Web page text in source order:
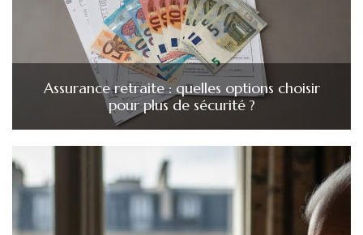
Assurance retraite : quelles options choisir
pour plus de sécurité ?